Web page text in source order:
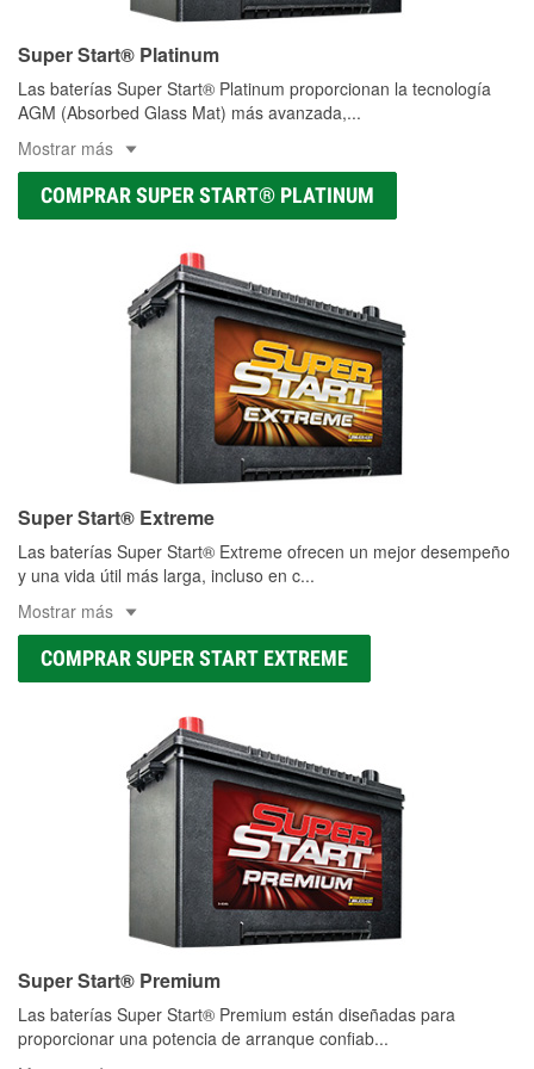
Super Start® Platinum
Las baterías Super Start® Platinum proporcionan la tecnología
AGM (Absorbed Glass Mat) más avanzada,...
Mostrar más
COMPRAR SUPER START® PLATINUM
Super Start® Extreme
Las baterías Super Start® Extreme ofrecen un mejor desempeño
y una vida útil más larga, incluso en c...
Mostrar más
COMPRAR SUPER START EXTREME
Super Start® Premium
Las baterías Super Start® Premium están diseñadas para
proporcionar una potencia de arranque confiab...